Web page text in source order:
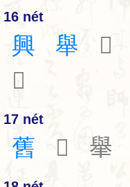
16 nét
興 舉 𦦏
𬛼
17 nét
舊 𦦘 𦦙